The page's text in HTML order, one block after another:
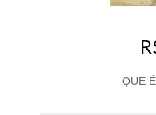
QUE